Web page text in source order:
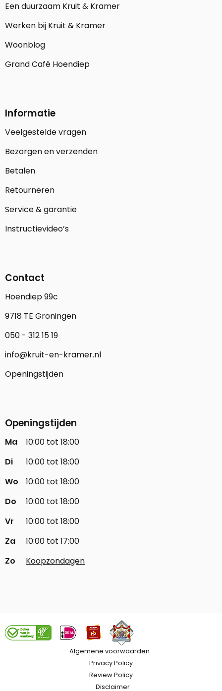
Een duurzaam Kruit & Kramer
Werken bij Kruit & Kramer
Woonblog
Grand Café Hoendiep
Informatie
Veelgestelde vragen
Bezorgen en verzenden
Betalen
Retourneren
Service & garantie
Instructievideo’s
Contact
Hoendiep 99c
9718 TE Groningen
050 - 312 15 19
info@kruit-en-kramer.nl
Openingstijden
Openingstijden
Ma
10:00 tot 18:00
Di
10:00 tot 18:00
Wo
10:00 tot 18:00
Do
10:00 tot 18:00
Vr
10:00 tot 18:00
Za
10:00 tot 17:00
Zo
Koopzondagen
Algemene voorwaarden
Privacy Policy
Review Policy
Disclaimer